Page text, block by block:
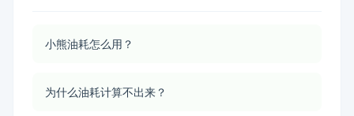
小熊油耗怎么用？
为什么油耗计算不出来？